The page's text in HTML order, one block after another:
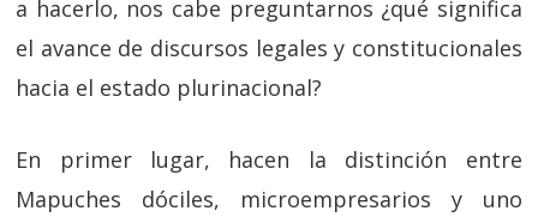
a hacerlo, nos cabe preguntarnos ¿qué significa
el avance de discursos legales y constitucionales
hacia el estado plurinacional?
En primer lugar, hacen la distinción entre
Mapuches dóciles, microempresarios y uno